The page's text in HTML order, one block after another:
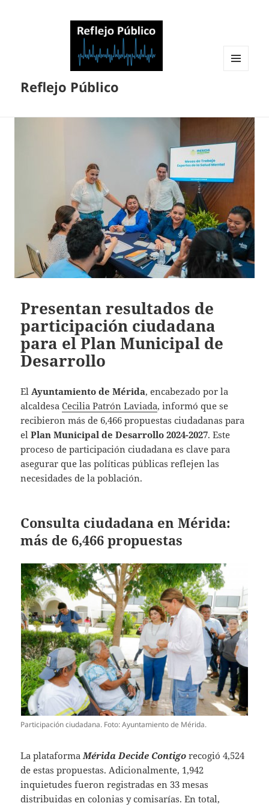
Reflejo Público
Presentan resultados de
participación ciudadana
para el Plan Municipal de
Desarrollo
El Ayuntamiento de Mérida, encabezado por la
alcaldesaCecilia Patrón Laviada, informó que se
recibieron más de 6,466 propuestas ciudadanas para
elPlan Municipal de Desarrollo 2024-2027. Este
proceso de participación ciudadana es clave para
asegurar que las políticas públicas reflejen las
necesidades de la población.
Consulta ciudadana en Mérida:
más de 6,466 propuestas
Participación ciudadana. Foto: Ayuntamiento de Mérida.
La plataforma Mérida Decide Contigo recogió 4,524
de estas propuestas. Adicionalmente, 1,942
inquietudes fueron registradas en 33 mesas
distribuidas en colonias y comisarías. En total,